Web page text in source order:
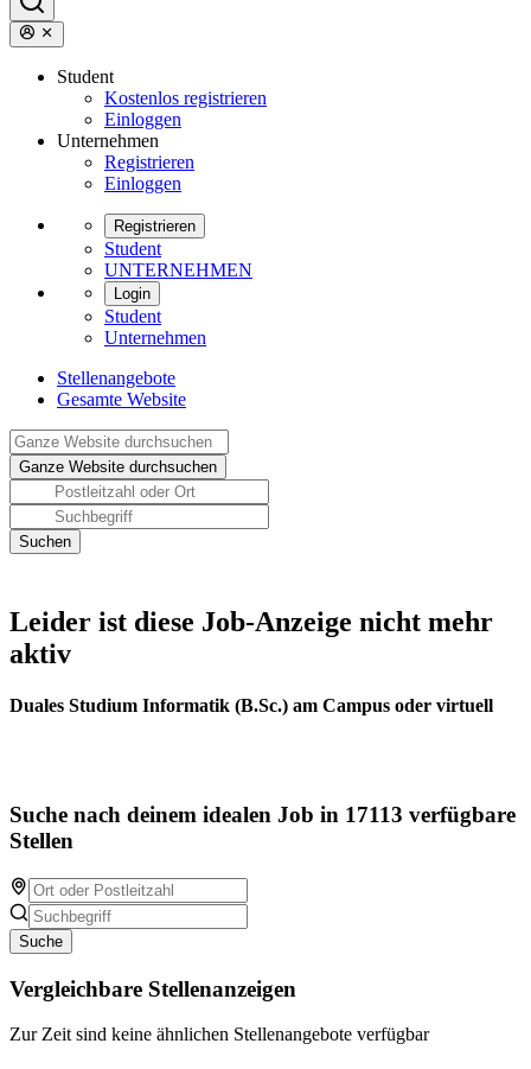
Student
Kostenlos registrieren
Einloggen
Unternehmen
Registrieren
Einloggen
Registrieren
Student
UNTERNEHMEN
Login
Student
Unternehmen
Stellenangebote
Gesamte Website
Leider ist diese Job-Anzeige nicht mehr
aktiv
Duales Studium Informatik (B.Sc.) am Campus oder virtuell
Suche nach deinem idealen Job in 17113 verfügbare
Stellen
Suche
Vergleichbare Stellenanzeigen
Zur Zeit sind keine ähnlichen Stellenangebote verfügbar